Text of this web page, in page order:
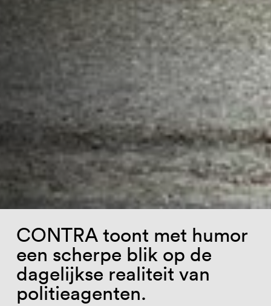
CONTRA toont met humor
een scherpe blik op de
dagelijkse realiteit van
politieagenten.